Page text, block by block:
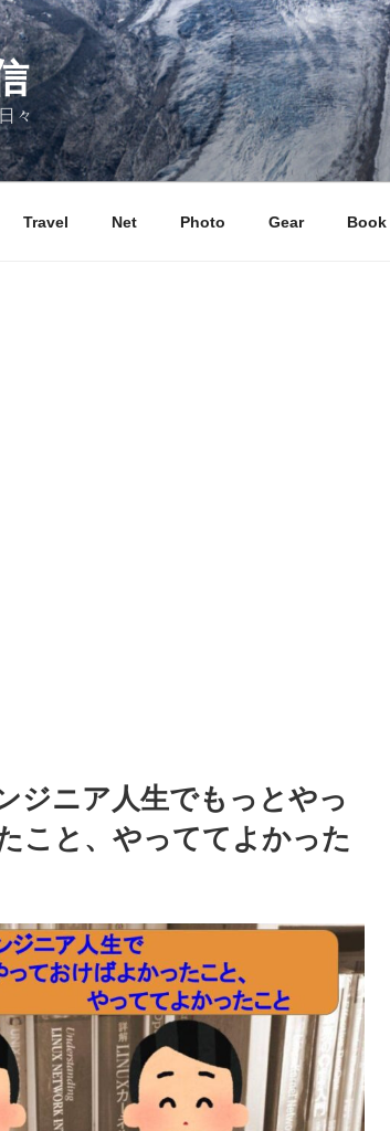
々
Travel Net Photo Gear Book
ジニア人生でもっとやっ
こと、やっててよかった